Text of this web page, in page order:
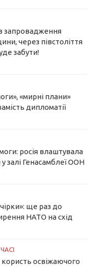
запровадження
через півстоліття
забути!
«мирні плани»
дипломатії
росія влаштувала
залі Генасамблеї ООН
ще раз до
НАТО на схід
освіжаючого